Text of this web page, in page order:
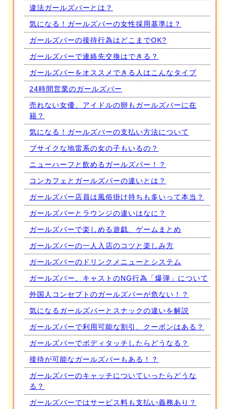
違法ガールズバーとは？
気になる！ガールズバーの女性採用基準は？
ガールズバーの接待行為はどこまでOK?
ガールズバーで連絡先交換はできる？
ガールズバーをオススメできる人はこんなタイプ
24時間営業のガールズバー
売れない女優、アイドルの卵もガールズバーに在
籍？
気になる！ガールズバーの支払い方法について
ブサイクな地雷系の女の子もいるの？
ニューハーフと飲めるガールズバー！？
コンカフェとガールズバーの違いとは？
ガールズバー店員は風俗掛け持ちも多いって本当？
ガールズバーとラウンジの違いはなに？
ガールズバーで楽しめる遊戯、ゲームまとめ
ガールズバーの一人入店のコツと楽しみ方
ガールズバーのドリンクメニューとシステム
ガールズバー、キャストのNG行為「爆弾」について
外国人コンセプトのガールズバーが危ない！？
気になるガールズバーとスナックの違いを解説
ガールズバーで利用可能な割引、クーポンはある？
ガールズバーでボディタッチしたらどうなる？
接待が可能なガールズバーもある！？
ガールズバーのキャッチについていったらどうな
る？
ガールズバーではサービス料も支払い義務あり？